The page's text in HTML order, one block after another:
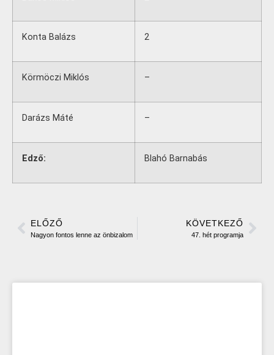
Konta Balázs 2
Körmöczi Miklós –
Darázs Máté –
Edző: Blahó Barnabás
ELŐZŐ
Nagyon fontos lenne az önbizalom
KÖVETKEZŐ
47. hét programja